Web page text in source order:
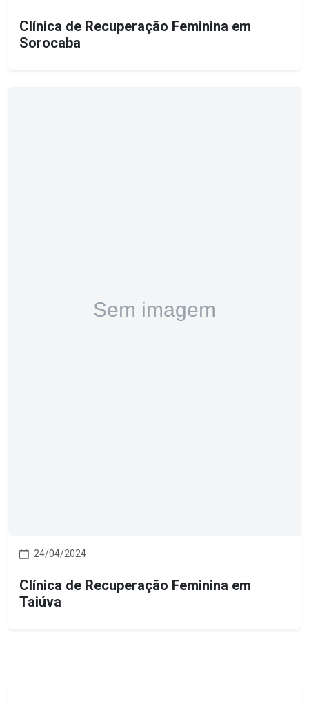
Clínica de Recuperação Feminina em
Sorocaba
24/04/2024
Clínica de Recuperação Feminina em
Taiúva